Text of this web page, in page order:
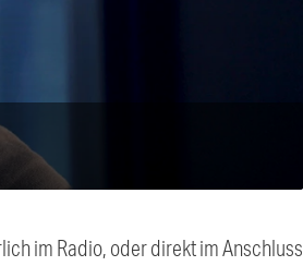
im Radio, oder direkt im Anschluss